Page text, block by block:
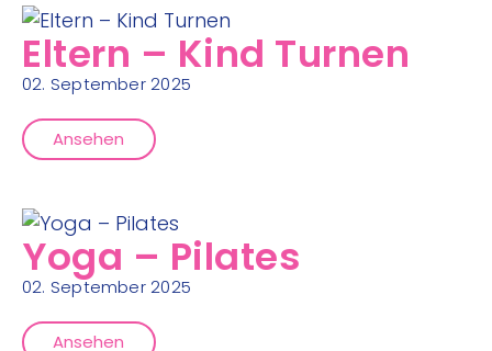
Eltern – Kind Turnen
02. September 2025
Ansehen
Yoga – Pilates
02. September 2025
Ansehen